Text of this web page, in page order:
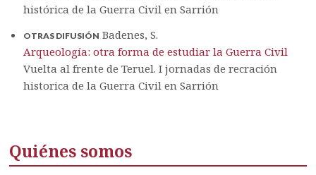
histórica de la Guerra Civil en Sarrión
OTRAS DIFUSIÓN Badenes, S.
Arqueología: otra forma de estudiar la Guerra Civil
Vuelta al frente de Teruel. I jornadas de recración
historica de la Guerra Civil en Sarrión
Quiénes somos